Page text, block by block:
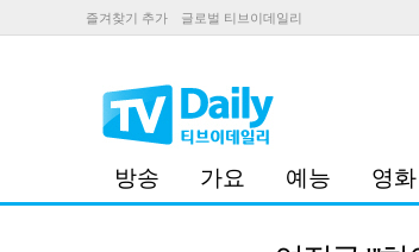
즐겨찾기 추가 글로벌 티브이데일리
방송 가요 예능 영화